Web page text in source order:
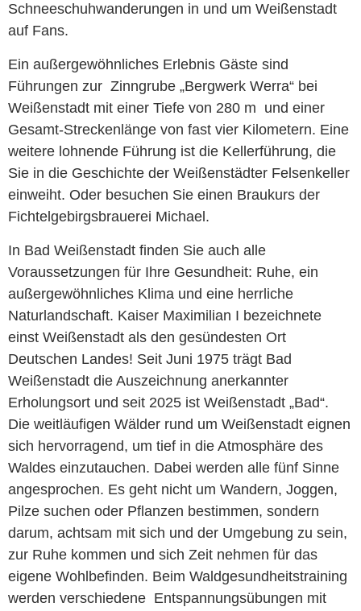
Schneeschuhwanderungen in und um Weißenstadt
auf Fans.
Ein außergewöhnliches Erlebnis Gäste sind
Führungen zur Zinngrube „Bergwerk Werra“ bei
Weißenstadt mit einer Tiefe von 280 m und einer
Gesamt-Streckenlänge von fast vier Kilometern. Eine
weitere lohnende Führung ist die Kellerführung, die
Sie in die Geschichte der Weißenstädter Felsenkeller
einweiht. Oder besuchen Sie einen Braukurs der
Fichtelgebirgsbrauerei Michael.
In Bad Weißenstadt finden Sie auch alle
Voraussetzungen für Ihre Gesundheit: Ruhe, ein
außergewöhnliches Klima und eine herrliche
Naturlandschaft. Kaiser Maximilian I bezeichnete
einst Weißenstadt als den gesündesten Ort
Deutschen Landes! Seit Juni 1975 trägt Bad
Weißenstadt die Auszeichnung anerkannter
Erholungsort und seit 2025 ist Weißenstadt „Bad“.
Die weitläufigen Wälder rund um Weißenstadt eignen
sich hervorragend, um tief in die Atmosphäre des
Waldes einzutauchen. Dabei werden alle fünf Sinne
angesprochen. Es geht nicht um Wandern, Joggen,
Pilze suchen oder Pflanzen bestimmen, sondern
darum, achtsam mit sich und der Umgebung zu sein,
zur Ruhe kommen und sich Zeit nehmen für das
eigene Wohlbefinden. Beim Waldgesundheitstraining
werden verschiedene Entspannungsübungen mit